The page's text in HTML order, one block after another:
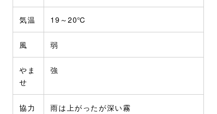
気温 19～20℃
風 弱
やま
せ
強
協力
雨は上がったが深い霧